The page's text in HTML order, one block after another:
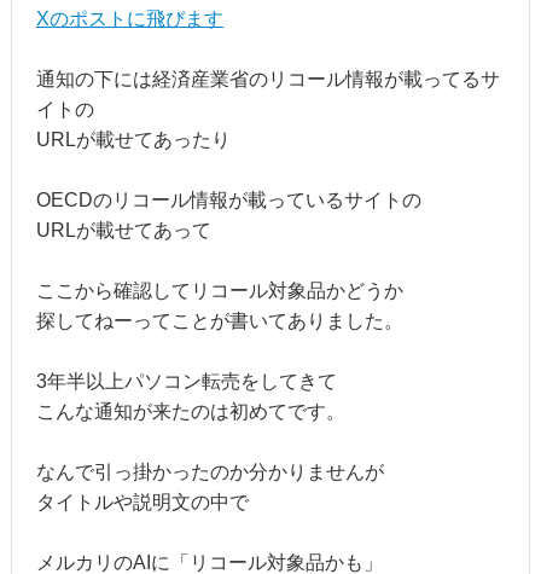
Xのポストに飛びます
通知の下には経済産業省のリコール情報が載ってるサ
イトの
URLが載せてあったり
OECDのリコール情報が載っているサイトの
URLが載せてあって
ここから確認してリコール対象品かどうか
探してねーってことが書いてありました。
3年半以上パソコン転売をしてきて
こんな通知が来たのは初めてです。
なんで引っ掛かったのか分かりませんが
タイトルや説明文の中で
メルカリのAIに「リコール対象品かも」